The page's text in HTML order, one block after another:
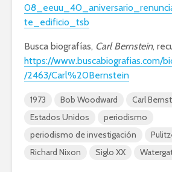
te_edificio_tsb
Busca biografías, Carl Bernstein,
https://www.buscabiografias.com/
/2463/Carl%20Bernstein
1973 Bob Woodward
Carl
Estados Unidos
periodismo
periodismo de investigación
Richard Nixon
Siglo XX